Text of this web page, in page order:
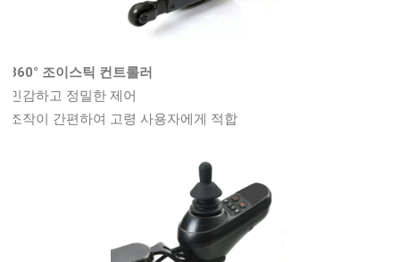
360° 조이스틱 컨트롤러
민감하고 정밀한 제어
조작이 간편하여 고령 사용자에게 적합